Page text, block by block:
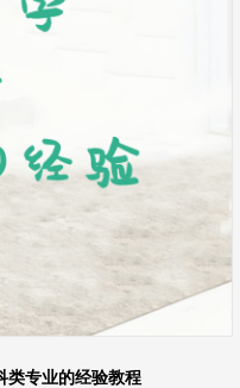
类专业的经验教程